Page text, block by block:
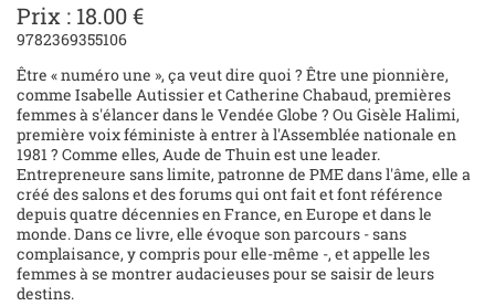
Prix : 18.00 €
9782369355106
Être « numéro une », ça veut dire quoi ? Être une pionnière,
comme Isabelle Autissier et Catherine Chabaud, premières
femmes à s'élancer dans le Vendée Globe ? Ou Gisèle Halimi,
première voix féministe à entrer à l'Assemblée nationale en
1981 ? Comme elles, Aude de Thuin est une leader.
Entrepreneure sans limite, patronne de PME dans l'âme, elle a
créé des salons et des forums qui ont fait et font référence
depuis quatre décennies en France, en Europe et dans le
monde. Dans ce livre, elle évoque son parcours - sans
complaisance, y compris pour elle-même -, et appelle les
femmes à se montrer audacieuses pour se saisir de leurs
destins.